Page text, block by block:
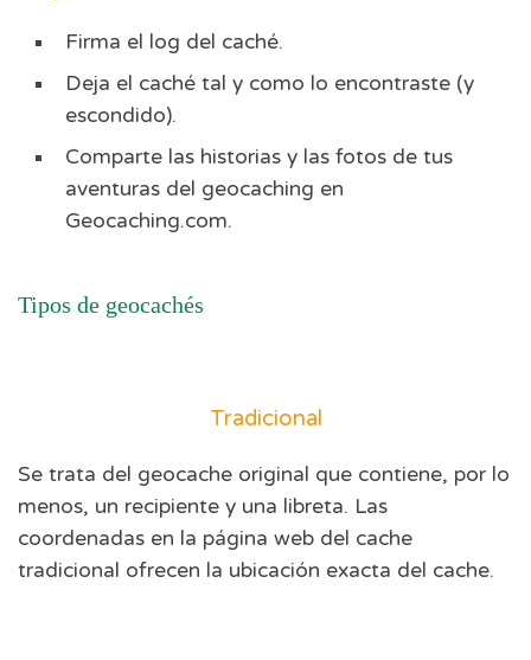
Firma el log del caché.
Deja el caché tal y como lo encontraste (y
escondido).
Comparte las historias y las fotos de tus
aventuras del geocaching en
Geocaching.com.
Tipos de geocachés
Tradicional
Se trata del geocache original que contiene, por lo
menos, un recipiente y una libreta. Las
coordenadas en la página web del cache
tradicional ofrecen la ubicación exacta del cache.